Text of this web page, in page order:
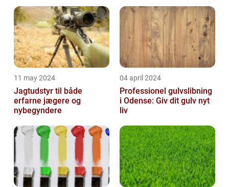
11 may 2024
Jagtudstyr til både
erfarne jægere og
nybegyndere
04 april 2024
Professionel gulvslibning
i Odense: Giv dit gulv nyt
liv